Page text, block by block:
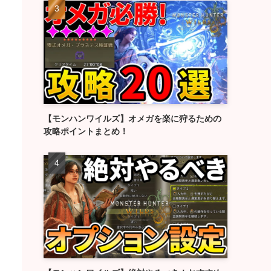
【モンハンワイルズ】オメガを楽に狩るための
攻略ポイントまとめ！